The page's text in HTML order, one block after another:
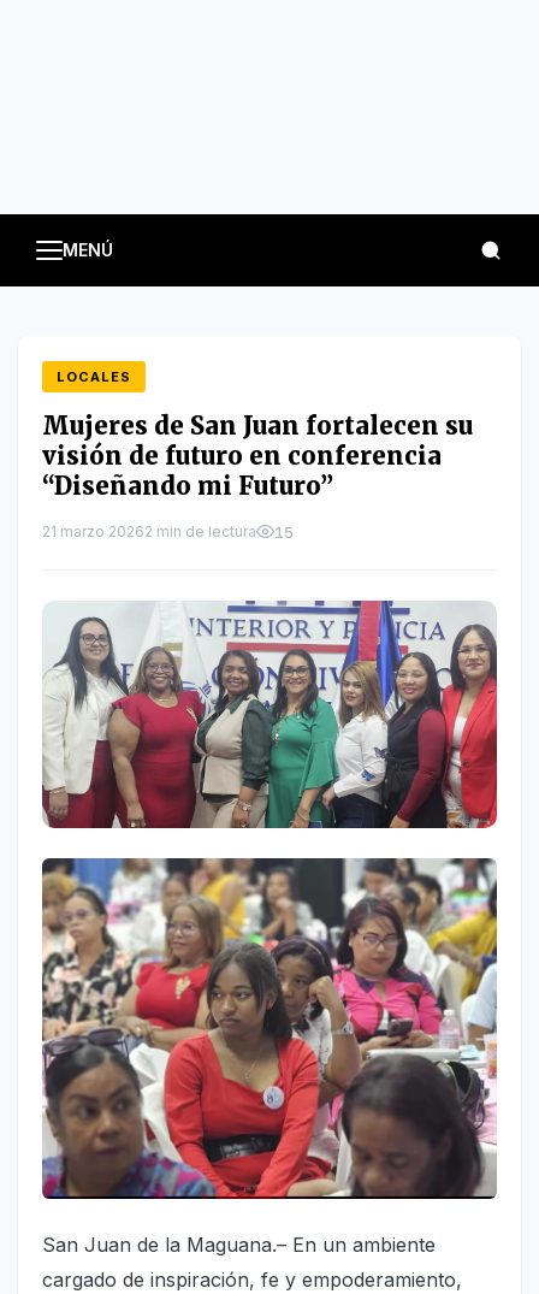
MENÚ
LOCALES
Mujeres de San Juan fortalecen su
visión de futuro en conferencia
“Diseñando mi Futuro”
21 marzo 20262 min de lectura 15
San Juan de la Maguana.– En un ambiente
cargado de inspiración, fe y empoderamiento,